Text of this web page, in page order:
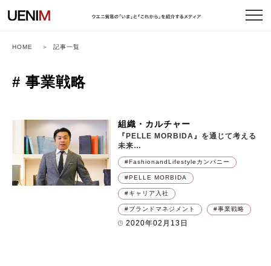
HOME 記事一覧
# 事業戦略
組織・カルチャー
『PELLE MORBIDA』を通じて考える
未来
―― これからのビジネスに問われている
こととは？
FashionandLifestyleカンパニー
PELLE MORBIDA
キャリア入社
ブランドマネジメント 事業戦略
2020年02月13日